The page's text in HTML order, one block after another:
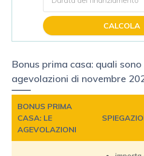
CALCOLA
Bonus prima casa: quali sono
agevolazioni di novembre
BONUS PRIMA
CASA: LE
AGEVOLAZIONI